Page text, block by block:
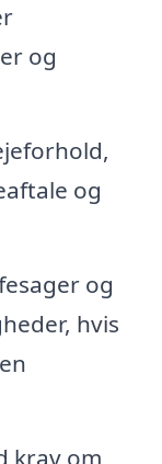
og
og
og
hvis
krav om